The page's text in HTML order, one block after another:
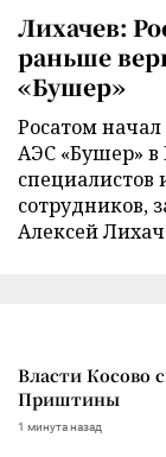
Лихачев:
раньше
«Бушер»
Росатом
АЭС «Бушер» в
специалистов
сотрудников,
Алексей
Власти Косово
Приштины
1 минута назад